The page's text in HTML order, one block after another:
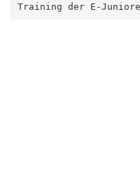
Training der E-